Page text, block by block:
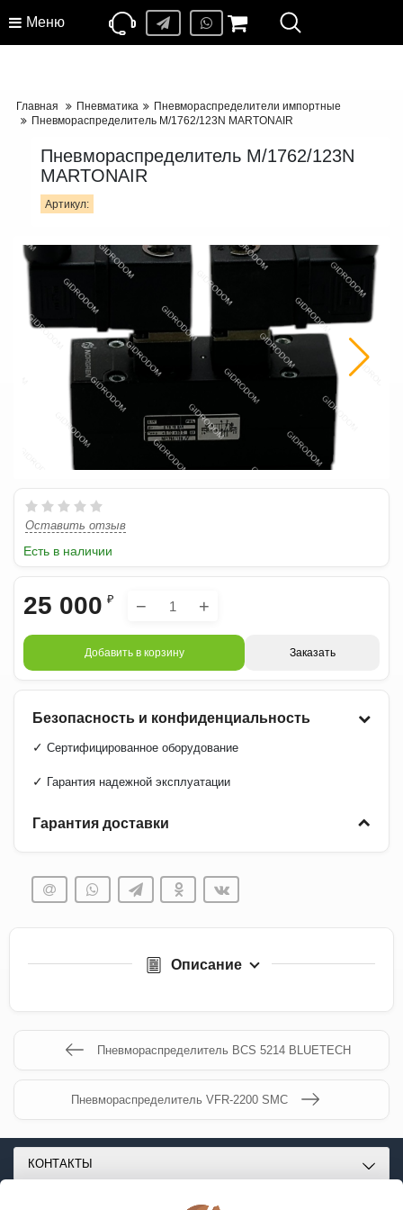
Меню
Главная Пневматика
Пневмораспределители импортные
Пневмораспределитель M/1762/123N MARTONAIR
Пневмораспределитель M/1762/123N
MARTONAIR
Артикул:
Оставить отзыв
Есть в наличии
25 000 ₽ − +
Добавить в корзину Заказать
Безопасность и конфиденциальность
✓ Сертифицированное оборудование
✓ Гарантия надежной эксплуатации
Гарантия доставки
Описание
Пневмораспределитель BCS 5214 BLUETECH
Пневмораспределитель VFR-2200 SMC
КОНТАКТЫ